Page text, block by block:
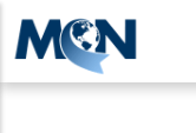
Pasar
contenido